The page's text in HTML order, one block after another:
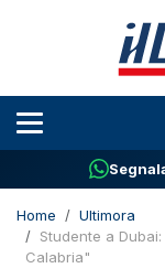
Home
Ultimora
Studente a
Calabria"